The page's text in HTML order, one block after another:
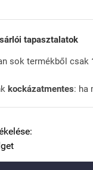
tapasztalatok
sok termékből csak
kockázatmentes: ha